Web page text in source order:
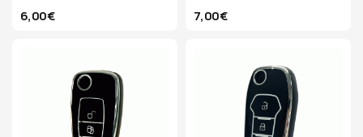
6,00€ 7,00€